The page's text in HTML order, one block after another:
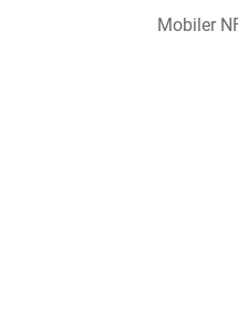
Mobiler